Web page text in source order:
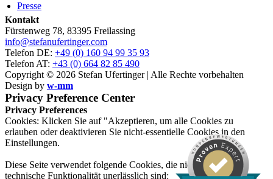
Presse
Kontakt
Fürstenweg 78, 83395 Freilassing
info@stefanufertinger.com
Telefon DE: +49 (0) 160 94 99 35 93
Telefon AT: +43 (0) 664 82 85 490
Copyright © 2026 Stefan Ufertinger | Alle Rechte vorbehalten
Design by w-mm
Privacy Preference Center
Privacy Preferences
Cookies: Klicken Sie auf "Akzeptieren, um alle Cookies zu
erlauben oder deaktivieren Sie nicht-essentielle Cookies in den
Einstellungen.
Diese Seite verwendet folgende Cookies, die nicht für ihre
technische Funktionalität unerlässlich sind: